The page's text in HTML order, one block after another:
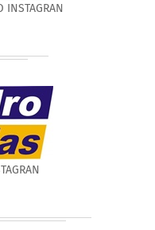
INSTAGRAN